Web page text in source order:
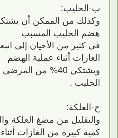
ب-الحليب:
وكذلك من الممكن أن
هضم الحليب المسبب
في كثير من الأحيان إلى
الغازات أثناء عملية الهضم
ويشتكي 40% من
الحليب .
ج-العلكة:
والتقليل من مضغ العلكة
كمية كبيرة من الغازات